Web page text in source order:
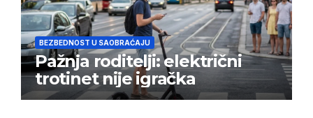
BEZBEDNOST U SAOBRAĆAJU
Pažnja roditelji: električni
trotinet nije igračka